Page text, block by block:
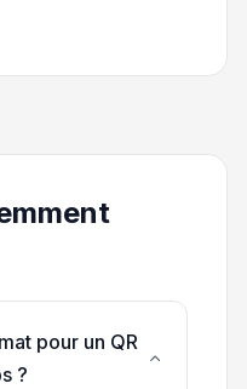
pour un QR
?